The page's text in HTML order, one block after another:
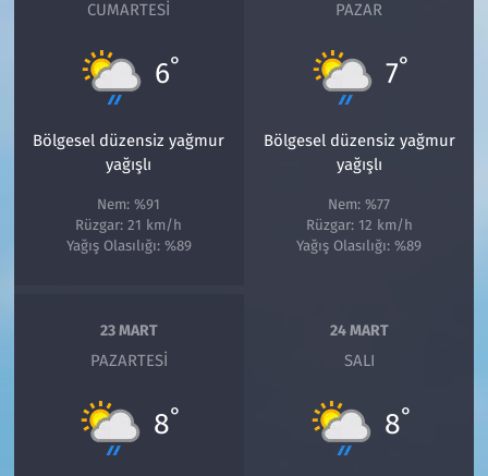
CUMARTESI
6°
Bölgesel düzensiz yağmur
yağışlı
Nem: %91
Rüzgar: 21 km/h
Yağış Olasılığı: %89
PAZAR
7°
Bölgesel düzensiz yağmur
yağışlı
Nem: %77
Rüzgar: 12 km/h
Yağış Olasılığı: %89
23 MART
PAZARTESI
8°
24 MART
SALI
8°